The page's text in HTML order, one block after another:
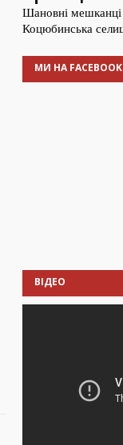
МИ НА FACEBOOK
ВІДЕО